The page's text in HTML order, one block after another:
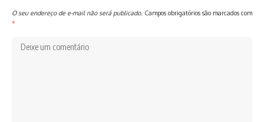
O seu endereço de e-mail não será publicado. Campos obrigatórios são marcados com
*